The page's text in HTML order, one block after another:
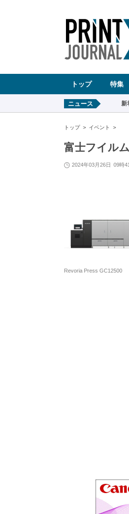
ア
ゲ
ン
トップ 特集
ニュース 新
トップ イベント
富士フイル
2024年03月26日 09時
Revoria Press GC12500